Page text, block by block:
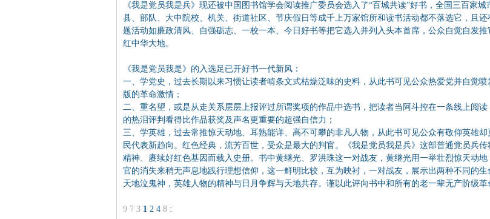
《我是党员我是兵》现还被中国图书馆学会阅读推广委员会选入了“百城共读”好书，全国三百家
县、部队、大中院校、机关、街道社区、节庆假日等成千上万家馆所和读书活动都不落选它，且
题活动如廉政清风、自强砺志、一校一本、今日好书等把它选入并列入头本首席，公众自觉自发
红中华大地。
《我是党员我是》的入选足已开好书一代新风：
一、学党史，过去长期以来习惯让读者啃条文式枯燥泛味的史料，从此书可见公众热爱党并自觉
版的革命激情；
二、重名望，或是从走关系层层上报评过所谓奖项的作品中选书，把读者当阿斗控在一条线上阅
的热泪评判看得比作品获奖及声名更重要的超强自信力；
三、学英雄，过去常推惊天动地、耳熟能详、高不可攀的非凡人物，从此书可见公众有敬仰英雄
民代表新趋向。红色经典，流芳百世，受众是最大的判官。《我是党员我是兵》这部普通党员兵
精神、赓续好红色基因而载入史册。书中黄继光、罗洪珠这一对战友，黄继光用一举壮烈惊天动
官的消失来稍无声息地践行理想信仰，这一鲜明比较，互为映衬，一对战友，展示出两种不同的
天地泣鬼神，英雄人物的精神与日月争辉与天地共存。谨以此评向书中和所有的老一辈无产阶级革
9 7 3 1 2 4 8 :